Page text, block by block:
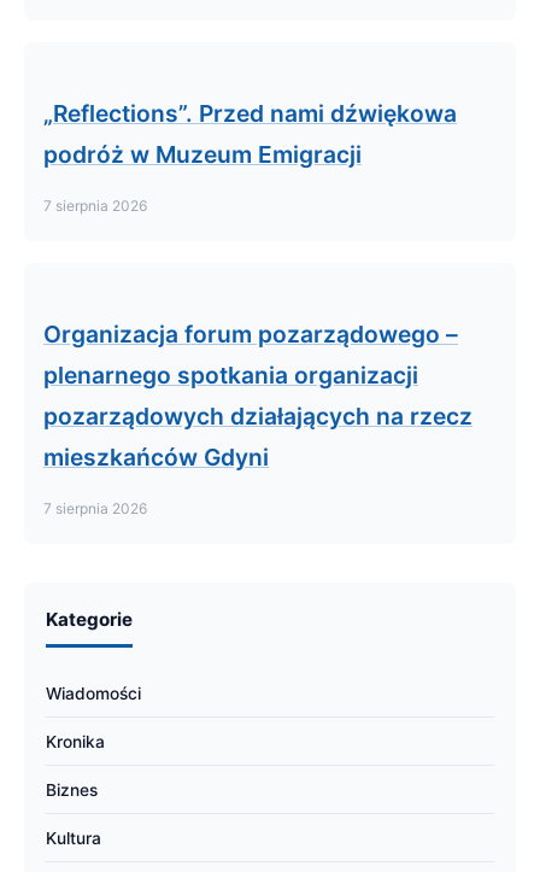
„Reflections”. Przed nami dźwiękowa
podróż w Muzeum Emigracji
7 sierpnia 2026
Organizacja forum pozarządowego –
plenarnego spotkania organizacji
pozarządowych działających na rzecz
mieszkańców Gdyni
7 sierpnia 2026
Kategorie
Wiadomości
Kronika
Biznes
Kultura